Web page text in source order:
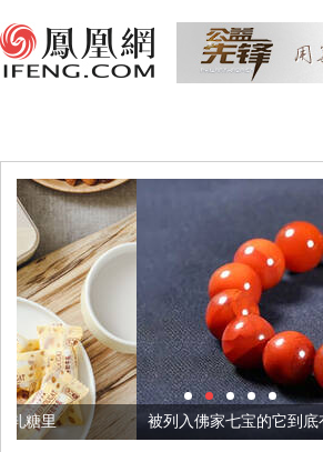
被列入佛家七宝的它到底有多美？